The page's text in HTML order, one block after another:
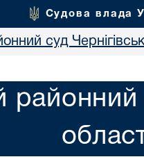
Судова влада
суд